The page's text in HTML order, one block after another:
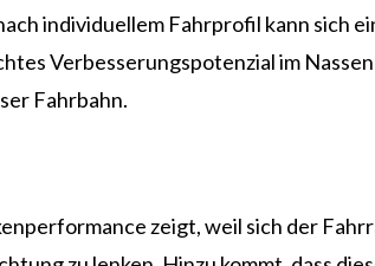
individuellem Fahrprofil kann sich
Verbesserungspotenzial im
Fahrbahn.
zeigt, weil sich der